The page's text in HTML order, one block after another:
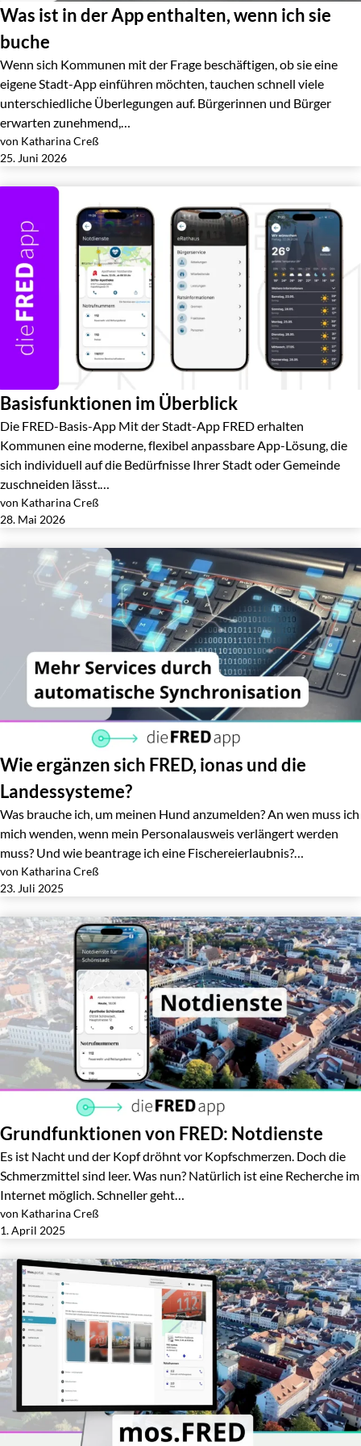
Was ist in der App enthalten, wenn ich sie
buche
Wenn sich Kommunen mit der Frage beschäftigen, ob sie eine
eigene Stadt-App einführen möchten, tauchen schnell viele
unterschiedliche Überlegungen auf. Bürgerinnen und Bürger
erwarten zunehmend,…
von Katharina Creß
25. Juni 2026
Basisfunktionen im Überblick
Die FRED-Basis-App Mit der Stadt-App FRED erhalten
Kommunen eine moderne, flexibel anpassbare App-Lösung, die
sich individuell auf die Bedürfnisse Ihrer Stadt oder Gemeinde
zuschneiden lässt.…
von Katharina Creß
28. Mai 2026
Wie ergänzen sich FRED, ionas und die
Landessysteme?
Was brauche ich, um meinen Hund anzumelden? An wen muss ich
mich wenden, wenn mein Personalausweis verlängert werden
muss? Und wie beantrage ich eine Fischereierlaubnis?…
von Katharina Creß
23. Juli 2025
Grundfunktionen von FRED: Notdienste
Es ist Nacht und der Kopf dröhnt vor Kopfschmerzen. Doch die
Schmerzmittel sind leer. Was nun? Natürlich ist eine Recherche im
Internet möglich. Schneller geht…
von Katharina Creß
1. April 2025